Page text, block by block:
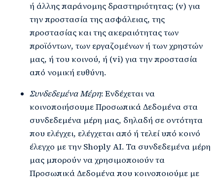
ή άλλης παράνομης δραστηριότητας; (v) για
την προστασία της ασφάλειας, της
προστασίας και της ακεραιότητας των
προϊόντων, των εργαζομένων ή των χρηστών
μας, ή του κοινού, ή (vi) για την προστασία
από νομική ευθύνη.
Συνδεδεμένα Μέρη: Ενδέχεται να
κοινοποιήσουμε Προσωπικά Δεδομένα στα
συνδεδεμένα μέρη μας, δηλαδή σε οντότητα
που ελέγχει, ελέγχεται από ή τελεί υπό κοινό
έλεγχο με την Shoply AI. Τα συνδεδεμένα μέρη
μας μπορούν να χρησιμοποιούν τα
Προσωπικά Δεδομένα που κοινοποιούμε με